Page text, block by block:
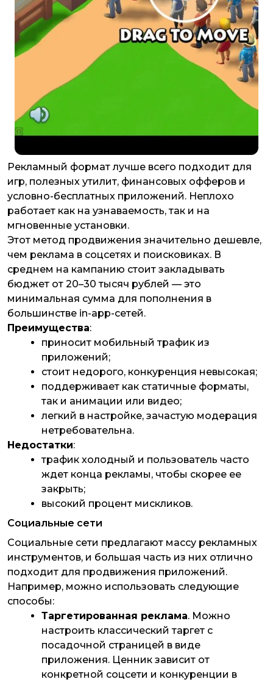
Рекламный формат лучше всего подходит для
игр, полезных утилит, финансовых офферов и
условно-бесплатных приложений. Неплохо
работает как на узнаваемость, так и на
мгновенные установки.
Этот метод продвижения значительно дешевле,
чем реклама в соцсетях и поисковиках. В
среднем на кампанию стоит закладывать
бюджет от 20–30 тысяч рублей — это
минимальная сумма для пополнения в
большинстве in-app-сетей.
Преимущества:
приносит мобильный трафик из
приложений;
стоит недорого, конкуренция невысокая;
поддерживает как статичные форматы,
так и анимации или видео;
легкий в настройке, зачастую модерация
нетребовательна.
Недостатки:
трафик холодный и пользователь часто
ждет конца рекламы, чтобы скорее ее
закрыть;
высокий процент мискликов.
Социальные сети
Социальные сети предлагают массу рекламных
инструментов, и большая часть из них отлично
подходит для продвижения приложений.
Например, можно использовать следующие
способы:
Таргетированная реклама. Можно
настроить классический таргет с
посадочной страницей в виде
приложения. Ценник зависит от
конкретной соцсети и конкуренции в